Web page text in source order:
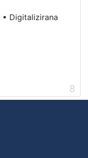
• Digitalizirana
8